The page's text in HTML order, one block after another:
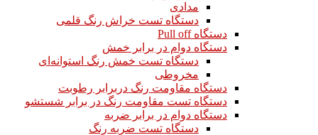
مدادی
دستگاه تست خراش رنگ قلمی
دستگاه Pull off
دستگاه دوام در برابر خمش
دستگاه تست خمش رنگ استوانه‌ای
مخروطی
دستگاه مقاومت رنگ دربرابر رطوبت
دستگاه تست مقاومت رنگ در برابر شستشو
دستگاه دوام در برابر ضربه
دستگاه تست ضربه رنگ